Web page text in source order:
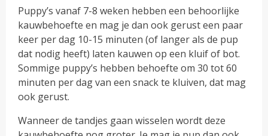
Puppy’s vanaf 7-8 weken hebben een behoorlijke
kauwbehoefte en mag je dan ook gerust een paar
keer per dag 10-15 minuten (of langer als de pup
dat nodig heeft) laten kauwen op een kluif of bot.
Sommige puppy’s hebben behoefte om 30 tot 60
minuten per dag van een snack te kluiven, dat mag
ook gerust.
Wanneer de tandjes gaan wisselen wordt deze